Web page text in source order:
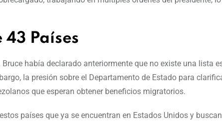
43 Países
había declarado anteriormente que no existe una lista
la presión sobre el Departamento de Estado para
que esperan obtener beneficios migratorios.
países que ya se encuentran en Estados Unidos y